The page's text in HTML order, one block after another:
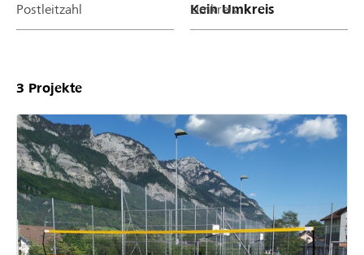
Postleitzahl Umkreis
3 Projekte